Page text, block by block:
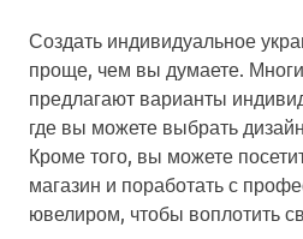
Создать индивидуальное
проще, чем вы думаете.
предлагают варианты
где вы можете выбрать
Кроме того, вы можете
магазин и поработать с
ювелиром, чтобы воплотить